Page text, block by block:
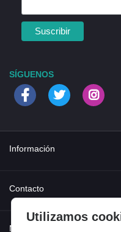
SÍGUENOS
Información
Quienes somos
Contacto
Mi cuenta
Utilizamos